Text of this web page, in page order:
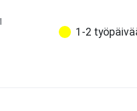
1-2